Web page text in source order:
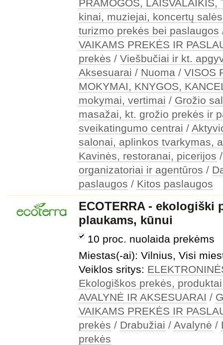
PRAMOGOS, LAISVALAIKIS,
kinai, muziejai, koncertų salės
turizmo prekės bei paslaugos
VAIKAMS PREKĖS IR
prekės / Viešbučiai ir kt.
Aksesuarai / Nuoma / VISOS
MOKYMAI, KNYGOS,
mokymai, vertimai / Grožio
masažai, kt. grožio prekės ir
sveikatingumo centrai /
salonai, aplinkos tvarkymas,
Kavinės, restoranai, picerijos
organizatoriai ir agentūros /
paslaugos / Kitos paslaugos
ECOTERRA - ekologiški
plaukams, kūnui
10 proc. nuolaida prekėms
Miestas(-ai): Vilnius, Visi
Veiklos sritys:
Ekologiškos prekės,
AVALYNĖ IR AKSESUARAI /
VAIKAMS PREKĖS IR
prekės / Drabužiai / Avalynė /
prekės